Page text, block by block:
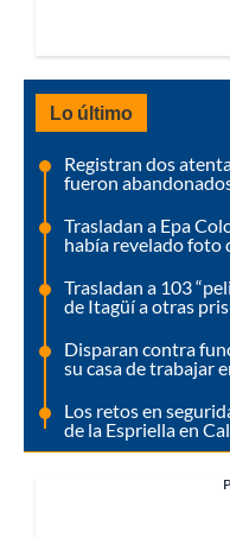
Lo último
Registran dos
fueron
Trasladan a Epa
había revelado foto
Trasladan a 103
de Itagüí a otras
Disparan contra
su casa de trabajar
Los retos en
de la Espriella en